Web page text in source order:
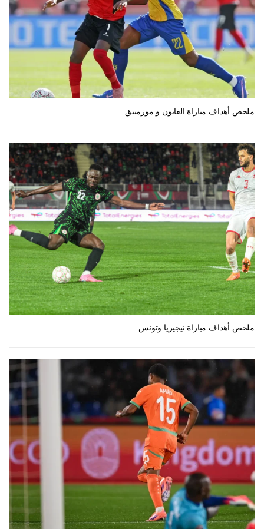
ملخص أهداف مباراة الغابون و موزمبيق
ملخص أهداف مباراة نيجيريا وتونس